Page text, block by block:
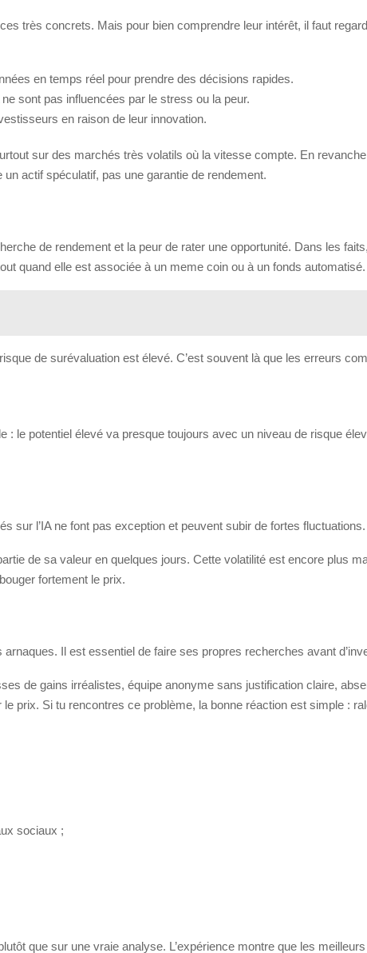
très concrets. Mais pour bien comprendre leur intérêt, il faut
en temps réel pour prendre des décisions rapides.
sont pas influencées par le stress ou la peur.
en raison de leur innovation.
sur des marchés très volatils où la vitesse compte. En
actif spéculatif, pas une garantie de rendement.
de rendement et la peur de rater une opportunité. Dans les
quand elle est associée à un meme coin ou à un fonds automatisé.
de surévaluation est élevé. C’est souvent là que les erreurs
le potentiel élevé va presque toujours avec un niveau de risque
sur l’IA ne font pas exception et peuvent subir de fortes fluctuations.
de sa valeur en quelques jours. Cette volatilité est encore plus
fortement le prix.
Il est essentiel de faire ses propres recherches avant
de gains irréalistes, équipe anonyme sans justification claire,
prix. Si tu rencontres ce problème, la bonne réaction est simple :
sociaux ;
que sur une vraie analyse. L’expérience montre que les